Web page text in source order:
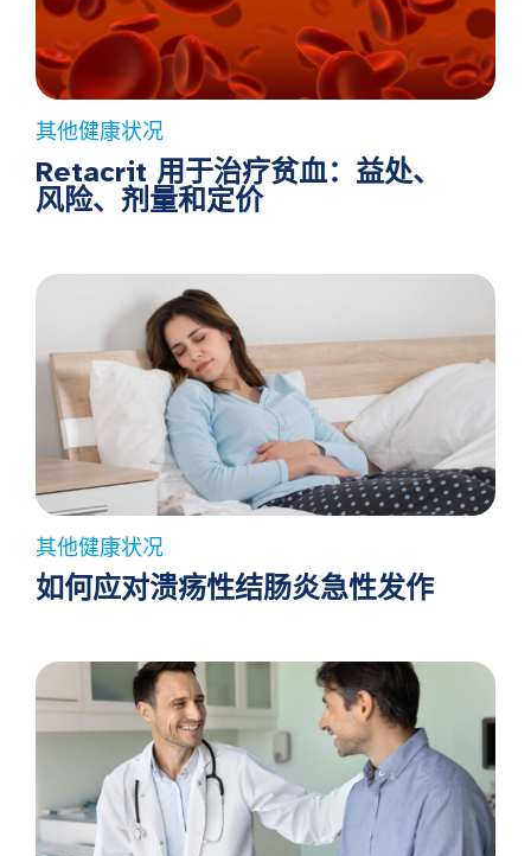
其他健康状况
Retacrit 用于治疗贫血：益处、
风险、剂量和定价
其他健康状况
如何应对溃疡性结肠炎急性发作